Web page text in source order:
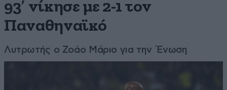
93′ νίκησε με 2-1 τον
Παναθηναϊκό
Λυτρωτής ο Ζοάο Μάριο για την Ένωση